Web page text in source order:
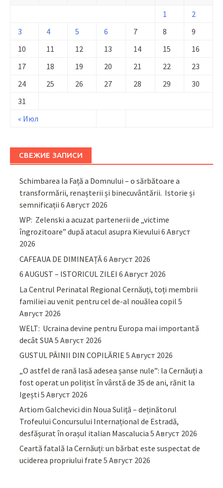
« Июл
1
2
3
4 5 6 7 8
9
10
11 12 13 14 15
16
17
18 19 20 21 22
23
24
25 26 27 28 29
30
31
СВЕЖИЕ ЗАПИСИ
Schimbarea la Față a Domnului – o sărbătoare a
transformării, renașterii și binecuvântării. Istorie și
semnificații 6 Август 2026
WP: Zelenski a acuzat partenerii de „victime
îngrozitoare” după atacul asupra Kievului 6 Август
2026
CAFEAUA DE DIMINEAȚĂ6 Август 2026
6 AUGUST – ISTORICUL ZILEI 6 Август 2026
La Centrul Perinatal Regional Cernăuți, toți membrii
familiei au venit pentru cel de-al nouălea copil 5
Август 2026
WELT: Ucraina devine pentru Europa mai importantă
decât SUA5 Август 2026
GUSTUL PÂINII DIN COPILĂRIE 5 Август 2026
„O astfel de rană lasă adesea șanse nule”: la Cernăuți a
fost operat un polițist în vârstă de 35 de ani, rănit la
Igești 5 Август 2026
Artiom Galchevici din Noua Suliță – deținătorul
Trofeului Concursului Internațional de Estradă,
desfășurat în orașul italian Mascalucia 5 Август 2026
Ceartă fatală la Cernăuți: un bărbat este suspectat de
uciderea propriului frate 5 Август 2026